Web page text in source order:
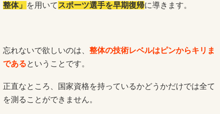
整体」
を用いて スポーツ選手を早期復帰に導きます。
忘れないで欲しいのは、 整体の技術レベルはピンからキリま
であるということです。
正直なところ、国家資格を持っているかどうかだけでは全て
を測ることができません。